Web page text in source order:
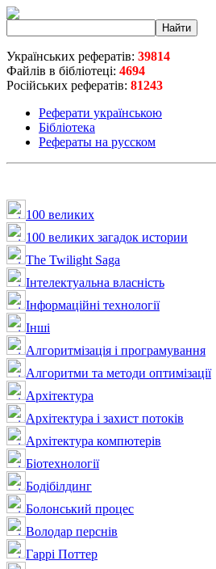
Українських рефератів: 39814
Файлів в бібліотеці: 4694
Російських рефератів: 81243
Реферати українською
Бібліотека
Рефераты на русском
100 великих
100 великих загадок истории
The Twilight Saga
Інтелектуальна влaсність
Інформаційні технології
Інші
Алгоритмізація і програмування
Алгоритми та методи оптимізації
Архітектура
Архітектура і захист потоків
Архітектура компютерів
Біотехнології
Бодібілдинг
Болонський процес
Володар перснів
Гаррі Поттер